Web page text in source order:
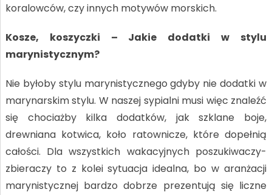
koralowców, czy innych motywów morskich.
Kosze, koszyczki – Jakie dodatki w stylu
marynistycznym?
Nie byłoby stylu marynistycznego gdyby nie dodatki w
marynarskim stylu. W naszej sypialni musi więc znaleźć
się chociażby kilka dodatków, jak szklane boje,
drewniana kotwica, koło ratownicze, które dopełnią
całości. Dla wszystkich wakacyjnych poszukiwaczy-
zbieraczy to z kolei sytuacja idealna, bo w aranżacji
marynistycznej bardzo dobrze prezentują się liczne